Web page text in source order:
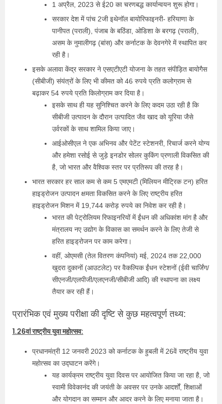
1 अप्रैल, 2023 से ई20 का चरणबद्ध कार्यान्वयन शुरू होगा।
सरकार देश में पांच 2जी इथेनॉल बायोरिफाइनरी- हरियाणा के
पानीपत (पराली), पंजाब के बठिंडा, ओडिशा के बरगढ़ (पराली),
असम के नुमालीगढ़ (बांस) और कर्नाटक के देवनगेरे में स्थापित कर
रही है।
इसके अलावा केंद्र सरकार ने एसएटीएटी योजना के तहत संपीड़ित बायोगैस
(सीबीजी) संयंत्रों के लिए भी कीमत को 46 रुपये प्रति कलोग्राम से
बढ़ाकर 54 रुपये प्रति किलोग्राम कर दिया है।
इसके साथ ही यह सुनिश्चित करने के लिए कदम उठा रही है कि
सीबीजी उत्पादन के दौरान उत्पादित जैव खाद को यूरिया जैसे
उर्वरकों के साथ शामिल किया जाए।
आईओसीएल ने एक अभिनव और पेटेंट स्टेशनरी, रिचार्ज करने योग्य
और हमेशा रसोई से जुड़े इनडोर सोलर कुकिंग प्रणाली विकसित की
है, जो भारत और वैश्विक स्तर पर प्रतिरूप की तरह है।
भारत सरकार हर साल कम से कम 5 एमएमटी (मिलियन मीट्रिक टन) हरित
हाइड्रोजन उत्पादन क्षमता विकसित करने के लिए राष्ट्रीय हरित
हाइड्रोजन मिशन में 19,744 करोड़ रुपये का निवेश कर रही है।
भारत की पेट्रोलियम रिफाइनरियों में ईंधन की अधिकांश मांग है और
मंत्रालय नए उद्योग के विकास का समर्थन करने के लिए तेजी से
हरित हाइड्रोजन पर काम करेगा।
वहीं, ओएमसी (तेल वितरण कंपनियां) मई, 2024 तक 22,000
खुदरा दुकानों (आउटलेट) पर वैकल्पिक ईंधन स्टेशनों (ईवी चार्जिंग/
सीएनजी/एलपीजी/एलएनजी/सीबीजी आदि) की स्थापना का लक्ष्य
तैयार कर रही हैं।
प्रारंभिक एवं मुख्य परीक्षा की दृष्टि से कुछ महत्वपूर्ण तथ्य:
1.26वां राष्ट्रीय युवा महोत्सव:
प्रधानमंत्री 12 जनवरी 2023 को कर्नाटक के हुबली में 26वें राष्ट्रीय युवा
महोत्सव का उद्घाटन करेंगे।
यह कार्यक्रम राष्ट्रीय युवा दिवस पर आयोजित किया जा रहा है, जो
स्वामी विवेकानंद की जयंती के अवसर पर उनके आदर्शों, शिक्षाओं
और योगदान का सम्‍मान और आदर करने के लिए मनाया जाता है।